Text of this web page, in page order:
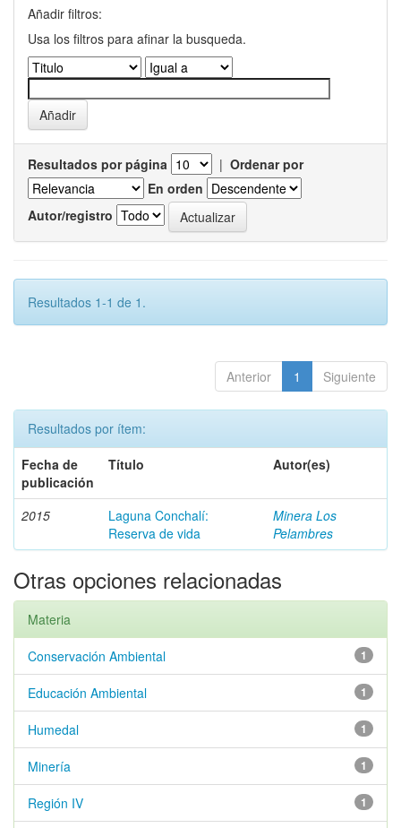
Añadir filtros:
Usa los filtros para afinar la busqueda.
Resultados por página | Ordenar por
En orden
Autor/registro
Resultados 1-1 de 1.
Anterior 1 Siguiente
Resultados por ítem:
Fecha de
publicación
Título Autor(es)
2015
Laguna Conchalí:
Reserva de vida
Minera Los
Pelambres
Otras opciones relacionadas
Materia
1
Conservación Ambiental
1
Educación Ambiental
1
Humedal
1
Minería
1
Región IV